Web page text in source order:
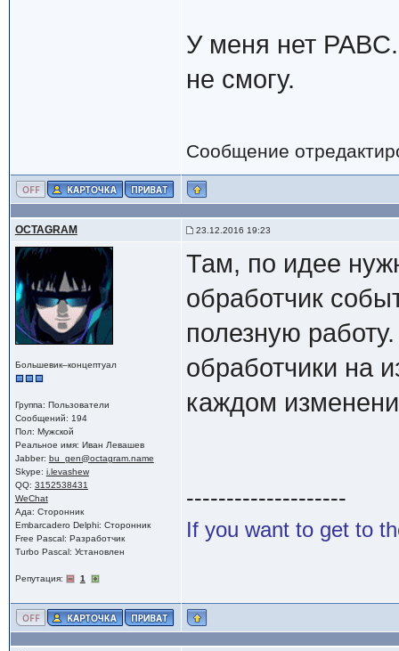
У меня нет
не смогу.
Сообщение
OCTAGRAM 23.12.2016 19:23
Большевик–концептуал
Группа: Пользователи
Сообщений: 194
Пол: Мужской
Реальное имя: Иван Левашев
Jabber: bu_gen@octagram.name
Skype: i.levashew
QQ: 3152538431
WeChat
Ада: Сторонник
Embarcadero Delphi: Сторонник
Free Pascal: Разработчик
Turbo Pascal: Установлен
Репутация: 1
Там, по идее
обработчик
полезную
обработчики на
каждом
--------------------
If you want to get to